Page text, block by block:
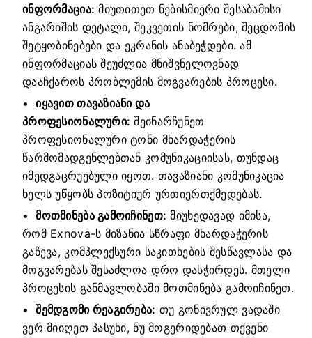
ინფორმაცია: მიუთითეთ ნებისმიერი შესაბამისი
ანგარიშის დეტალი, შეკვეთის ნომრები, შეცდომის
შეტყობინებები და ეკრანის ანაბეჭდები. ამ
ინფორმაციას შეუძლია მნიშვნელოვნად
დააჩქაროს პრობლემის მოგვარების პროცესი.
იყავით თავაზიანი და
პროფესიონალური: შეინარჩუნეთ
პროფესიონალური ტონი მხარდაჭერის
წარმომადგენლებთან კომუნიკაციისას, თუნდაც
იმედგაცრუებული იყოთ. თავაზიანი კომუნიკაცია
ხელს უწყობს პოზიტიურ ურთიერთქმედებას.
მოთმინება გამოიჩინეთ: მიუხედავად იმისა,
რომ Exnova-ს მიზანია სწრაფი მხარდაჭერის
გაწევა, კომპლექსური საკითხების შესწავლასა და
მოგვარებას შესაძლოა დრო დასჭირდეს. მთელი
პროცესის განმავლობაში მოთმინება გამოიჩინეთ.
შემდგომი რეაგირება: თუ გონივრულ ვადაში
ვერ მიიღეთ პასუხი, ნუ მოგერიდებათ თქვენი